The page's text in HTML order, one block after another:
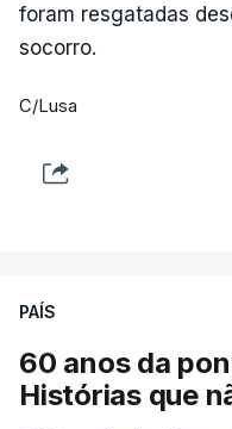
foram resgatadas
socorro.
C/Lusa
PAÍS
60 anos da
Histórias que